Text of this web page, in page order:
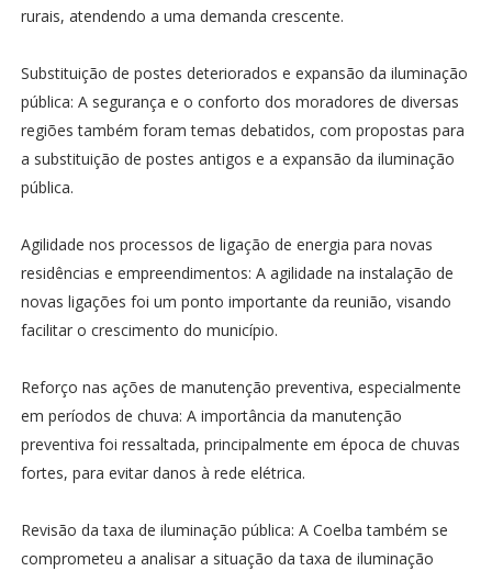
rurais, atendendo a uma demanda crescente.
Substituição de postes deteriorados e expansão da iluminação
pública: A segurança e o conforto dos moradores de diversas
regiões também foram temas debatidos, com propostas para
a substituição de postes antigos e a expansão da iluminação
pública.
Agilidade nos processos de ligação de energia para novas
residências e empreendimentos: A agilidade na instalação de
novas ligações foi um ponto importante da reunião, visando
facilitar o crescimento do município.
Reforço nas ações de manutenção preventiva, especialmente
em períodos de chuva: A importância da manutenção
preventiva foi ressaltada, principalmente em época de chuvas
fortes, para evitar danos à rede elétrica.
Revisão da taxa de iluminação pública: A Coelba também se
comprometeu a analisar a situação da taxa de iluminação